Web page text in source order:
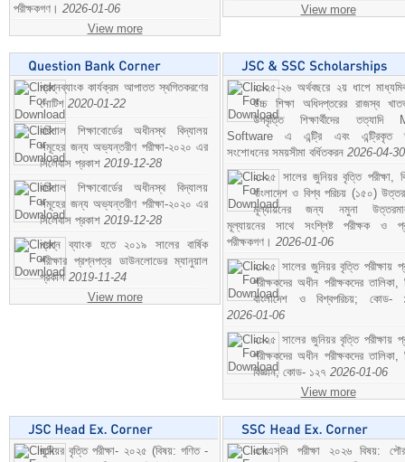
পরীক্ষকগণ। 2026-01-06
View more
View more
প্রশ্নব্যাংক কার্যক্রম আপাতত স্থগিতকরণের
নোটিশ 2020-01-22
বরিশাল শিক্ষাবোর্ডের অধীনস্থ বিদ্যালয়
সমূহের জন্য অভ্যন্তরীণ পরীক্ষা-২০২০ এর
সিলেবাস প্রকাশ 2019-12-28
বরিশাল শিক্ষাবোর্ডের অধীনস্থ বিদ্যালয়
সমূহের জন্য অভ্যন্তরীণ পরীক্ষা-২০২০ এর
সিলেবাস প্রকাশ 2019-12-28
প্রশ্ন ব্যাংক হতে ২০১৯ সালের বার্ষিক
পরীক্ষার প্রশ্নপত্র ডাউনলোডের ম্যানুয়াল
প্রকাশ 2019-11-24
View more
২০২৫-২৬ অর্থবছরে ২য় ধাপে
উচ্চ শিক্ষা অধিদপ্তরের রাজস্ব
উপবৃত্তি শিক্ষার্থীদের তত্যাদি
Software এ এন্ট্রি এবং এন্ট্রিকৃত
সংশোধনের সময়সীমা বর্ধিতকরন 2026-04-30
২০২৫ সালের জুনিয়র বৃত্তি পরীক্ষা,
বাংলাদেশ ও বিশ্ব পরিচয় (১৫০)
মূল্যায়নের জন্য নমুনা
মূল্যায়নের সাথে সংশ্লিষ্ট পরীক্ষক ও
পরীক্ষকগণ। 2026-01-06
২০২৫ সালের জুনিয়র বৃত্তি পরীক্ষায়
পরীক্ষকদের অধীন পরীক্ষকদের তালিকা,
বাংলাদেশ ও বিশ্বপরিচয়; কোড-
2026-01-06
২০২৫ সালের জুনিয়র বৃত্তি পরীক্ষায়
পরীক্ষকদের অধীন পরীক্ষকদের তালিকা,
বিজ্ঞান; কোড- ১২৭ 2026-01-06
View more
জুনিয়র বৃত্তি পরীক্ষা- ২০২৫ (বিষয়: গণিত -
এসএসসি পরীক্ষা ২০২৬ বিষয়: